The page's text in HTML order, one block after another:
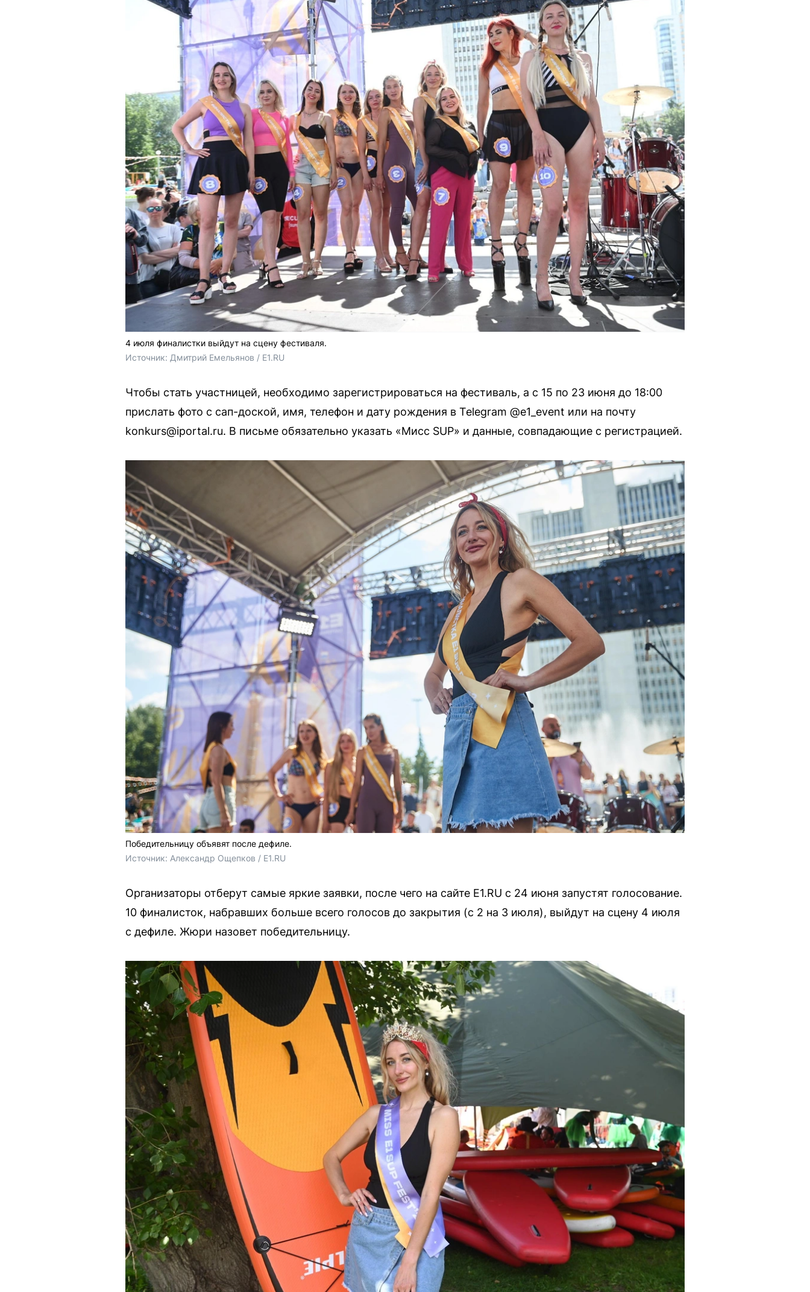
4 июля финалистки выйдут на сцену фестиваля.
Источник: Дмитрий Емельянов / E1.RU
Чтобы стать участницей, необходимо зарегистрироваться на фестиваль, а с 15 по 23 июня до 18:00
прислать фото с сап-доской, имя, телефон и дату рождения в Telegram @e1_event или на почту
konkurs@iportal.ru. В письме обязательно указать «Мисс SUP» и данные, совпадающие с регистрацией.
Победительницу объявят после дефиле.
Источник: Александр Ощепков / E1.RU
Организаторы отберут самые яркие заявки, после чего на сайте E1.RU с 24 июня запустят голосование.
10 финалисток, набравших больше всего голосов до закрытия (с 2 на 3 июля), выйдут на сцену 4 июля
с дефиле. Жюри назовет победительницу.